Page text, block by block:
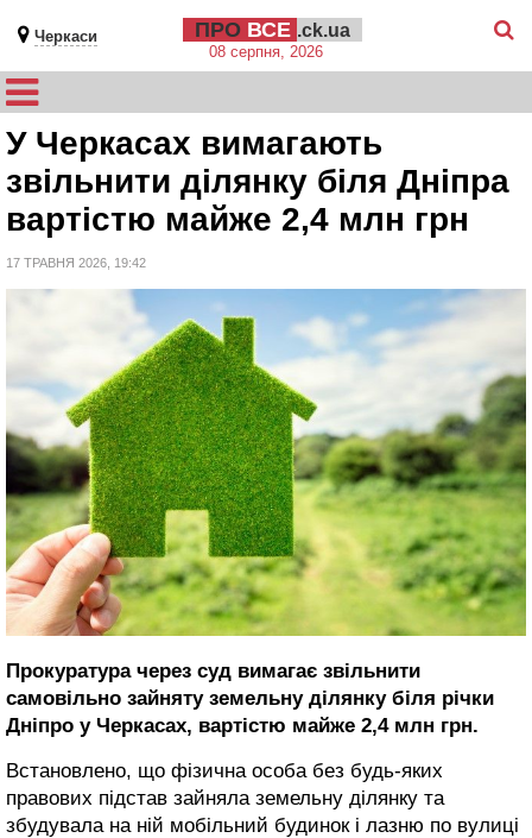
Черкаси ПРО ВСЕ .ck.ua
08 серпня, 2026
У Черкасах вимагають
звільнити ділянку біля Дніпра
вартістю майже 2,4 млн грн
17 ТРАВНЯ 2026, 19:42
Прокуратура через суд вимагає звільнити
самовільно зайняту земельну ділянку біля річки
Дніпро у Черкасах, вартістю майже 2,4 млн грн.
Встановлено, що фізична особа без будь-яких
правових підстав зайняла земельну ділянку та
збудувала на ній мобільний будинок і лазню по вулиці